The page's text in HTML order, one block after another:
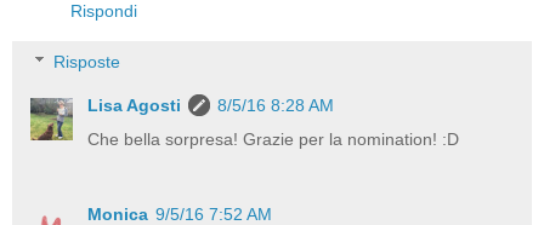
Rispondi
Risposte
Lisa Agosti
8/5/16 8:28 AM
Che bella sorpresa! Grazie per la nomination! :D
Monica 9/5/16 7:52 AM